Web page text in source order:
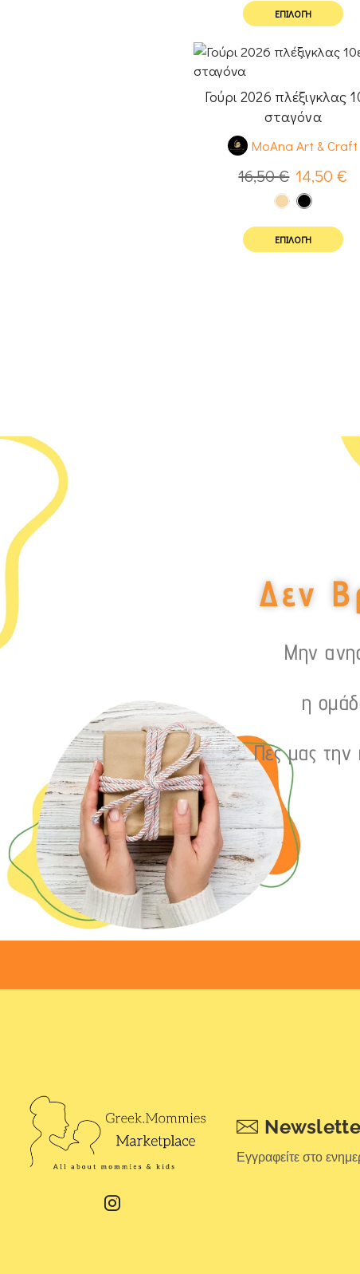
ΕΠΙΛΟΓΉ
Γούρι 2026 πλέξιγκλας
σταγόνα
MoAna Art & Craft
16,50€ 14,50€
ΕΠΙΛΟΓΉ
Δεν
Μην
η
Πες μας την
Εγγραφείτε στο